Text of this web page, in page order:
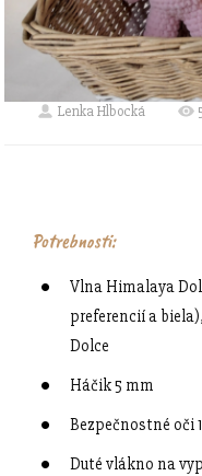
Lenka Hlbocká
Potrebnosti:
Vlna Himalaya
preferencií a
Dolce
Háčik 5 mm
Bezpečnostné oči
Duté vlákno na